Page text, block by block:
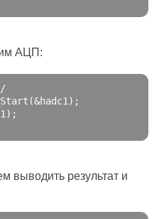
АЦП:
(&hadc1 );
);
выводить результат и